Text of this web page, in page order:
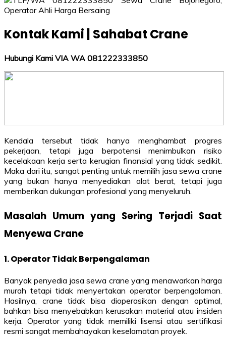
Kontak Kami | Sahabat Crane
Hubungi Kami VIA WA 081222333850
Kendala tersebut tidak hanya menghambat progres
pekerjaan, tetapi juga berpotensi menimbulkan risiko
kecelakaan kerja serta kerugian finansial yang tidak sedikit.
Maka dari itu, sangat penting untuk memilih jasa sewa crane
yang bukan hanya menyediakan alat berat, tetapi juga
memberikan dukungan profesional yang menyeluruh.
Masalah Umum yang Sering Terjadi Saat
Menyewa Crane
1. Operator Tidak Berpengalaman
Banyak penyedia jasa sewa crane yang menawarkan harga
murah tetapi tidak menyertakan operator berpengalaman.
Hasilnya, crane tidak bisa dioperasikan dengan optimal,
bahkan bisa menyebabkan kerusakan material atau insiden
kerja. Operator yang tidak memiliki lisensi atau sertifikasi
resmi sangat membahayakan keselamatan proyek.